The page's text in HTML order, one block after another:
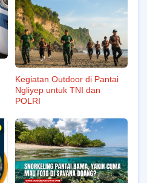
Kegiatan Outdoor di Pantai
Ngliyep untuk TNI dan
POLRI